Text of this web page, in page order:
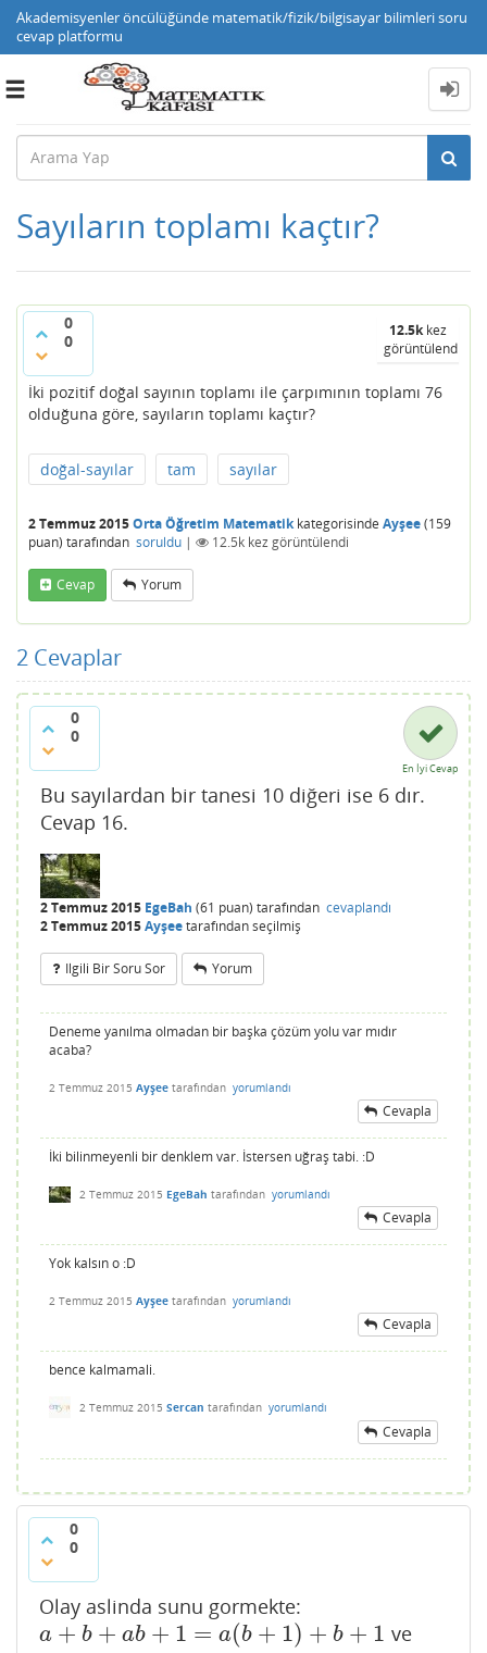
Akademisyenler öncülüğünde matematik/fizik/bilgisayar bilimleri soru
cevap platformu
Toggle
Sayıların toplamı kaçtır?
0
0
12.5kkez
görüntülendi
İki pozitif doğal sayının toplamı ile çarpımının toplamı 76
olduğuna göre, sayıların toplamı kaçtır?
doğal-sayılar tam sayılar
2 Temmuz 2015Orta Öğretim Matematikkategorisinde Ayşee(159
puan) tarafından soruldu | 12.5k kez görüntülendi
Cevap Yorum
2 Cevaplar
0
0
En İyi Cevap
Bu sayılardan bir tanesi 10 diğeri ise 6 dır.
Cevap 16.
2 Temmuz 2015 EgeBah (61 puan) tarafından cevaplandı
2 Temmuz 2015Ayşeetarafındanseçilmiş
Ilgili Bir Soru Sor Yorum
Deneme yanılma olmadan bir başka çözüm yolu var mıdır
acaba?
2 Temmuz 2015 Ayşee tarafından yorumlandı
Cevapla
İki bilinmeyenli bir denklem var. İstersen uğraş tabi. :D
2 Temmuz 2015 EgeBah tarafından yorumlandı
Cevapla
Yok kalsın o :D
2 Temmuz 2015 Ayşee tarafından yorumlandı
Cevapla
bence kalmamali.
2 Temmuz 2015 Sercan tarafından yorumlandı
Cevapla
0
0
Olay aslinda sunu gormekte:
a + b + ab + 1 = a(b + 1) + b + 1
a+b+a b+ 1=a (b+1 +b +1=( a+ 1)(b+1 ) ve